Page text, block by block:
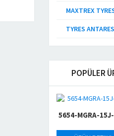
MAXTREX
TYRES ANTARES
POPÜLER
5654-MGRA-